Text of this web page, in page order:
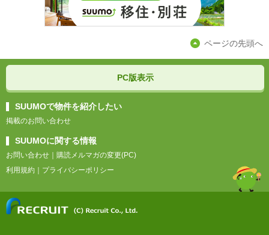
ページの先頭へ
PC版表示
SUUMOで物件を紹介したい
掲載のお問い合わせ
SUUMOに関する情報
お問い合わせ ｜ 購読メルマガの変更(PC)
利用規約 ｜ プライバシーポリシー